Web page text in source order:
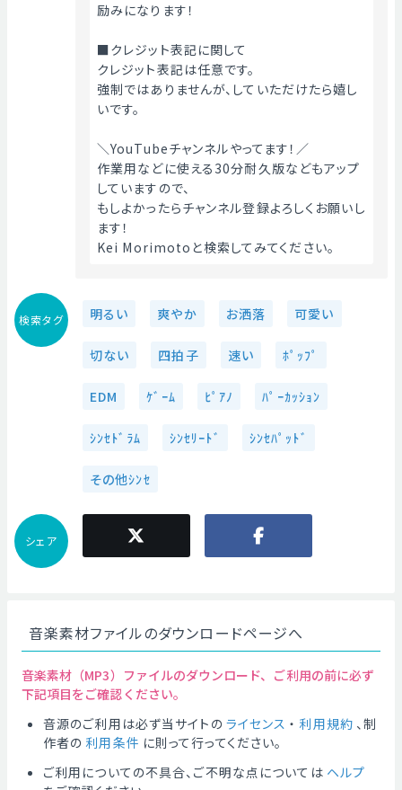
励みになります！
■クレジット表記に関して
クレジット表記は任意です。
強制ではありませんが、していただけたら嬉し
いです。
＼YouTubeチャンネルやってます！／
作業用などに使える30分耐久版などもアップ
していますので、
もしよかったらチャンネル登録よろしくお願いし
ます！
Kei Morimotoと検索してみてください。
検索タグ 明るい 爽やか お洒落 可愛い
切ない 四拍子 速い ﾎﾟｯﾌﾟ
EDM ｹﾞｰﾑ ﾋﾟｱﾉ ﾊﾟｰｶｯｼｮﾝ
ｼﾝｾﾄﾞﾗﾑ ｼﾝｾﾘｰﾄﾞ ｼﾝｾﾊﾟｯﾄﾞ
その他ｼﾝｾ
シェア
音楽素材ファイルのダウンロードページへ
音楽素材（MP3）ファイルのダウンロード、ご利用の前に必ず
下記項目をご確認ください。
音源のご利用は必ず当サイトの ライセンス ・ 利用規約 、制
作者の 利用条件 に則って行ってください。
ご利用についての不具合、ご不明な点については ヘルプ